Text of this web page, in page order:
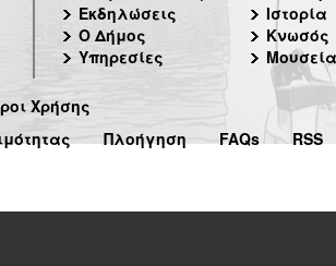
Εκδηλώσεις
Ο Δήμος
Υπηρεσίες
Ιστορία
Κνωσός
Μουσεία
Χρήσης
Πλοήγηση FAQs RSS